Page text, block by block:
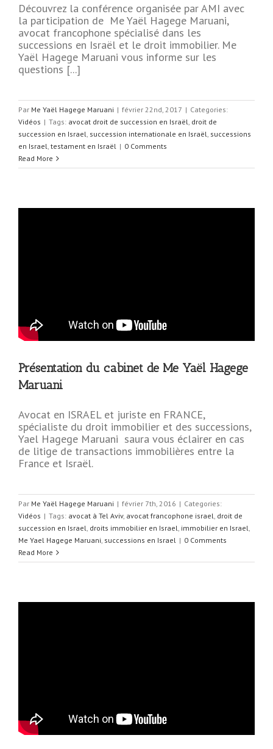
Découvrez la conférence organisée par AMI avec
la participation de Me Yaël Hagege Maruani,
avocat francophone spécialisé dans les
successions en Israël et le droit immobilier. Me
Yaël Hagege Maruani vous informe sur les
questions [...]
Par Me Yaël Hagege Maruani | février 22nd, 2017 | Categories:
Vidéos | Tags: avocat droit de succession en Israël droit de
succession en Israel succession internationale en Israël successions
en Israel testament en Israël | 0 Comments
Read More
Présentation du cabinet de Me Yaël Hagege
Maruani
Avocat en ISRAEL et juriste en FRANCE,
spécialiste du droit immobilier et des successions,
Yael Hagege Maruani saura vous éclairer en cas
de litige de transactions immobilières entre la
France et Israël.
Par Me Yaël Hagege Maruani | février 7th, 2016 | Categories:
Vidéos | Tags: avocat à Tel Aviv, avocat francophone israel droit de
succession en Israel droits immobilier en Israel immobilier en Israel
Me Yael Hagege Maruani successions en Israel | 0 Comments
Read More